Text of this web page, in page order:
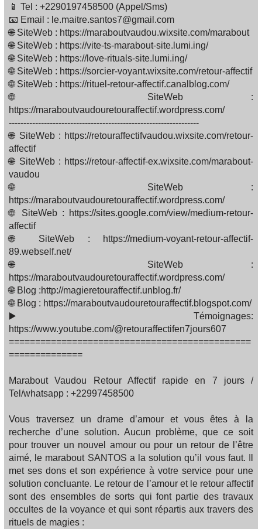
📱 Tel : +2290197458500 (Appel/Sms)
📧 Email : le.maitre.santos7@gmail.com
🌐 SiteWeb : https://maraboutvaudou.wixsite.com/marabout
🌐 SiteWeb : https://vite-ts-marabout-site.lumi.ing/
🌐 SiteWeb : https://love-rituals-site.lumi.ing/
🌐 SiteWeb : https://sorcier-voyant.wixsite.com/retour-affectif
🌐 SiteWeb : https://rituel-retour-affectif.canalblog.com/
🌐 SiteWeb :
https://maraboutvaudouretouraffectif.wordpress.com/
-----------------------------------------------------------------
🌐 SiteWeb : https://retouraffectifvaudou.wixsite.com/retour-
affectif
🌐 SiteWeb : https://retour-affectif-ex.wixsite.com/marabout-
vaudou
🌐 SiteWeb :
https://maraboutvaudouretouraffectif.wordpress.com/
🌐 SiteWeb : https://sites.google.com/view/medium-retour-
affectif
🌐 SiteWeb : https://medium-voyant-retour-affectif-
89.webself.net/
🌐 SiteWeb :
https://maraboutvaudouretouraffectif.wordpress.com/
🌐 Blog :http://magieretouraffectif.unblog.fr/
🌐 Blog : https://maraboutvaudouretouraffectif.blogspot.com/
▶️ Témoignages:
https://www.youtube.com/@retouraffectifen7jours607
==============================================
==============
Marabout Vaudou Retour Affectif rapide en 7 jours /
Tel/whatsapp : +22997458500
Vous traversez un drame d’amour et vous êtes à la
recherche d’une solution. Aucun problème, que ce soit
pour trouver un nouvel amour ou pour un retour de l’être
aimé, le marabout SANTOS a la solution qu’il vous faut. Il
met ses dons et son expérience à votre service pour une
solution concluante. Le retour de l’amour et le retour affectif
sont des ensembles de sorts qui font partie des travaux
occultes de la voyance et qui sont répartis aux travers des
rituels de magies :